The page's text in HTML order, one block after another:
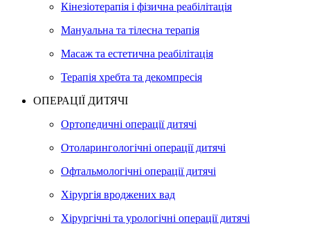
Кінезіотерапія і фізична реабілітація
Мануальна та тілесна терапія
Масаж та естетична реабілітація
Терапія хребта та декомпресія
ОПЕРАЦІЇ ДИТЯЧІ
Ортопедичні операції дитячі
Отоларингологічні операції дитячі
Офтальмологічні операції дитячі
Хірургія вроджених вад
Хірургічні та урологічні операції дитячі